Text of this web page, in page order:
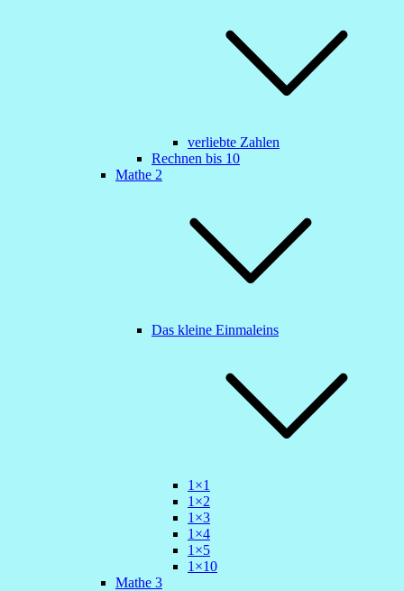
verliebte Zahlen
Rechnen bis 10
Mathe 2
Das kleine Einmaleins
1×1
1×2
1×3
1×4
1×5
1×10
Mathe 3